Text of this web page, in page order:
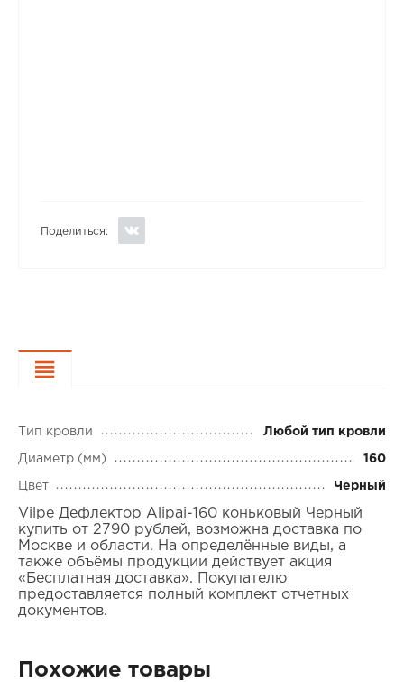
Поделиться:
Тип кровли Любой тип кровли
Диаметр (мм) 160
Цвет Черный
Vilpe Дефлектор Alipai-160 коньковый Черный
купить от 2790 рублей, возможна доставка по
Москве и области. На определённые виды, а
также объёмы продукции действует акция
«Бесплатная доставка». Покупателю
предоставляется полный комплект отчетных
документов.
Похожие товары